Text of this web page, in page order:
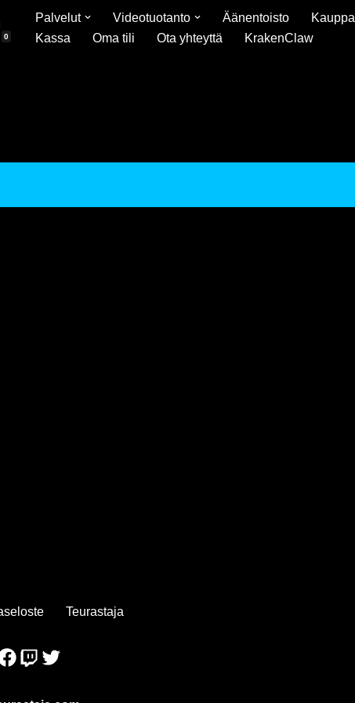
0
Palvelut Videotuotanto Äänentoisto
Kauppa
Kassa
Oma tili Ota yhteyttä KrakenClaw
Teurastaja